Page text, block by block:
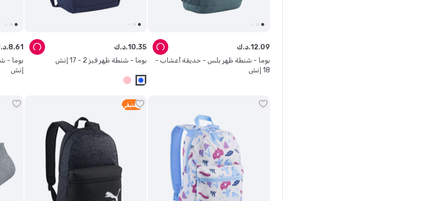
بوما - شنطة ظهر بلس - حديقة أعشاب -
18 إنش
د.ك.12.09
بوما - شنطة ظهر فيز 2 - 17 إنش
د.ك.10.35
إنش
د.ك.8.61
4 متبقي